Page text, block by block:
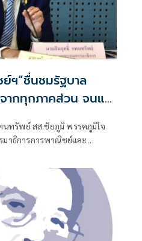
ฯ”ชื่นชมรัฐบาล
ากทุกภาคส่วน จนแก้
งจุด ดันราคาปาล์ม-
เกษตรกรเริ่มยิ้มได้
ทรัพย์ สส.ชัยภูมิ พรรคภูมิใจ
าธิการการพาณิชย์และ
พรวมถือว่าอยู่ในเกณฑ์ดี